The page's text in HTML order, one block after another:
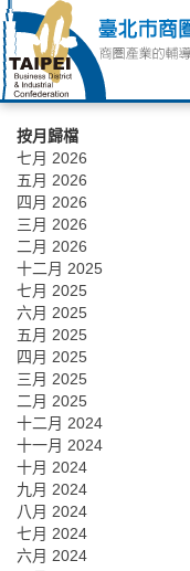
按月歸檔
七月 2026
五月 2026
四月 2026
三月 2026
二月 2026
十二月 2025
七月 2025
六月 2025
五月 2025
四月 2025
三月 2025
二月 2025
十二月 2024
十一月 2024
十月 2024
九月 2024
八月 2024
七月 2024
六月 2024